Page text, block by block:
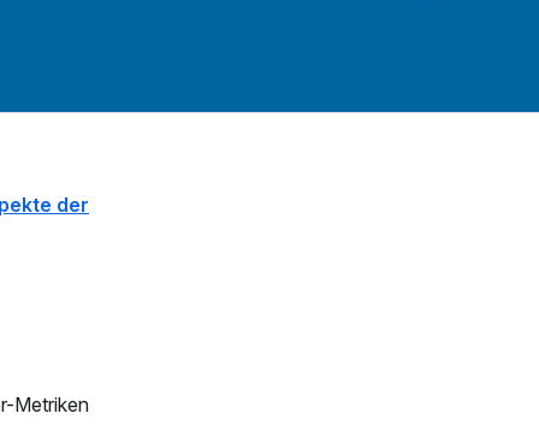
der
Metriken